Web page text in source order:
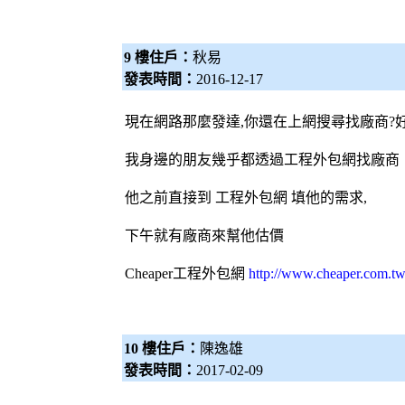
9 樓住戶： 秋易
發表時間： 2016-12-17
現在網路那麼發達,你還在上網搜尋找廠商?
我身邊的朋友幾乎都透過工程外包網找廠商
他之前直接到 工程外包網 填他的需求,
下午就有廠商來幫他估價
Cheaper工程外包網 http://
10 樓住戶： 陳逸雄
發表時間： 2017-02-09